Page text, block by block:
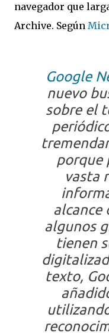
navegador que
Archive. Según
Google
nuevo
sobre el
porque
vasta
alcance
algunos
tienen
texto,